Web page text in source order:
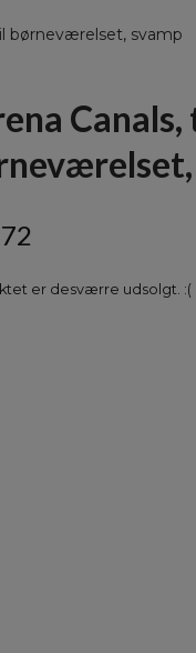
børneværelset, svamp
er desværre udsolgt. :(